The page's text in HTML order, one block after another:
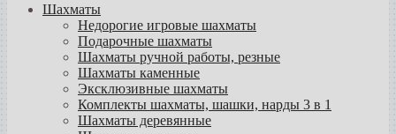
Шахматы
Недорогие игровые шахматы
Подарочные шахматы
Шахматы ручной работы, резные
Шахматы каменные
Эксклюзивные шахматы
Комплекты шахматы, шашки, нарды 3 в 1
Шахматы деревянные